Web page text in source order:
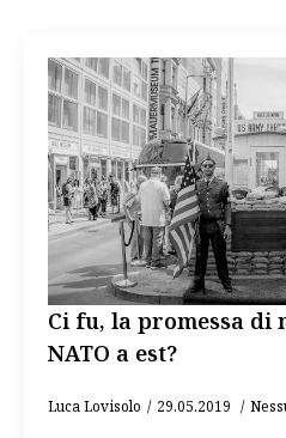
Ci fu, la promessa di
NATO a est?
Luca Lovisolo 29.05.2019